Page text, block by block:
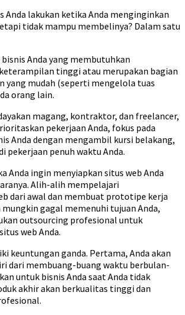
Anda lakukan ketika Anda menginginkan
tidak mampu membelinya? Dalam satu
Anda yang membutuhkan
tinggi atau merupakan bagian
yang mudah (seperti mengelola tuas
orang lain.
magang, kontraktor, dan freelancer,
pekerjaan Anda, fokus pada
Anda dengan mengambil kursi belakang,
pekerjaan penuh waktu Anda.
Anda ingin menyiapkan situs web Anda
Alih-alih mempelajari
dari awal dan membuat prototipe kerja
mungkin gagal memenuhi tujuan Anda,
outsourcing profesional untuk
web Anda.
keuntungan ganda. Pertama, Anda akan
dari membuang-buang waktu berbulan-
untuk bisnis Anda saat Anda tidak
akhir akan berkualitas tinggi dan